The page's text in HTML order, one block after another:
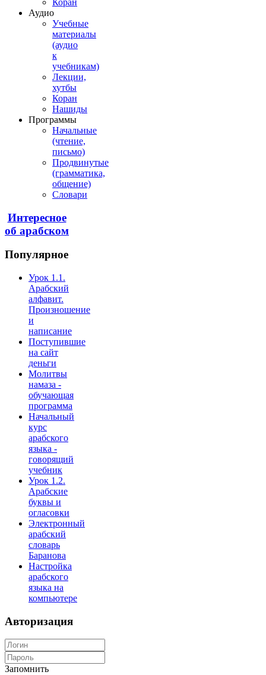
Аудио
Учебные
материалы
(аудио
к
учебникам)
Лекции,
хутбы
Коран
Нашиды
Программы
Начальные
(чтение,
письмо)
Продвинутые
(грамматика,
общение)
Словари
Интересное
об арабском
Популярное
Урок 1.1.
Арабский
алфавит.
Произношение
и
написание
Поступившие
на сайт
деньги
Молитвы
намаза -
обучающая
программа
Начальный
курс
арабского
языка -
говорящий
учебник
Урок 1.2.
Арабские
буквы и
огласовки
Электронный
арабский
словарь
Баранова
Настройка
арабского
языка на
компьютере
Авторизация
Запомнить